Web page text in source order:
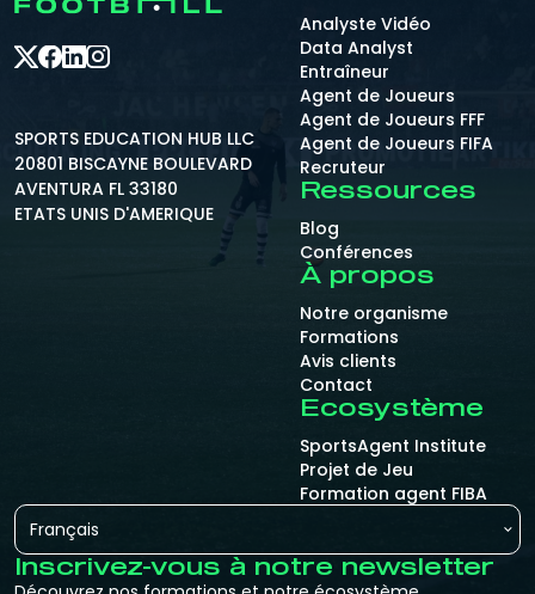
SPORTS EDUCATION HUB LLC
20801 BISCAYNE BOULEVARD
AVENTURA FL 33180
ETATS UNIS D'AMERIQUE
Analyste Vidéo
Data Analyst
Entraîneur
Agent de Joueurs
Agent de Joueurs FFF
Agent de Joueurs FIFA
Recruteur
Ressources
Blog
Conférences
À propos
Notre organisme
Formations
Avis clients
Contact
Ecosystème
SportsAgent Institute
Projet de Jeu
Formation agent FIBA
Français
Inscrivez-vous à notre newsletter